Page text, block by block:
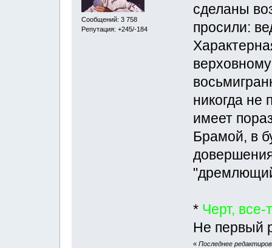
Сообщений: 3 758
Репутация: +245/-184
сделаны
просили:
никогда не
имеет
Брамой, в
* Черт,
Не первый
« Последнее